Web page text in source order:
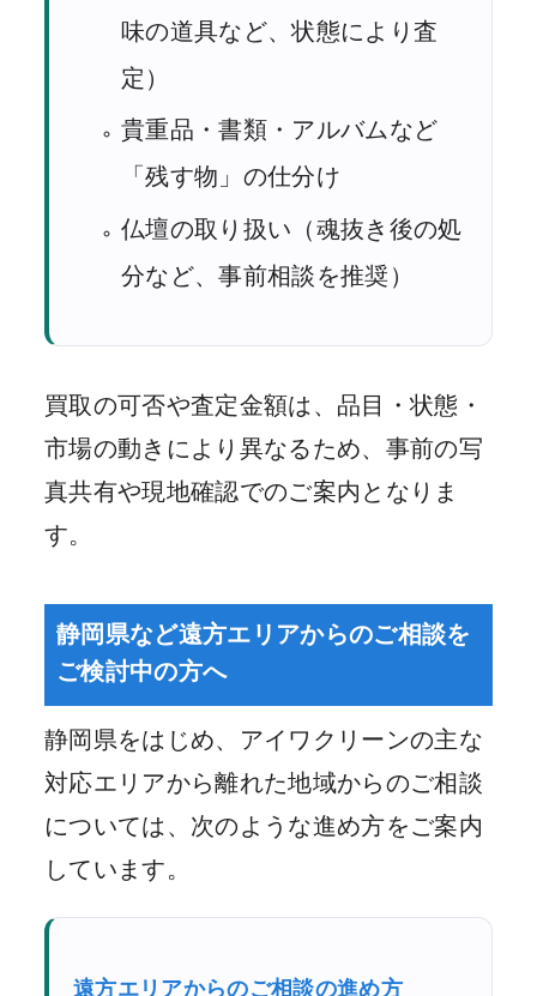
味の道具など、状態により査
定）
貴重品・書類・アルバムなど
「残す物」の仕分け
仏壇の取り扱い（魂抜き後の処
分など、事前相談を推奨）
買取の可否や査定金額は、品目・状態・
市場の動きにより異なるため、事前の写
真共有や現地確認でのご案内となりま
す。
静岡県など遠方エリアからのご相談を
ご検討中の方へ
静岡県をはじめ、アイワクリーンの主な
対応エリアから離れた地域からのご相談
については、次のような進め方をご案内
しています。
遠方エリアからのご相談の進め方